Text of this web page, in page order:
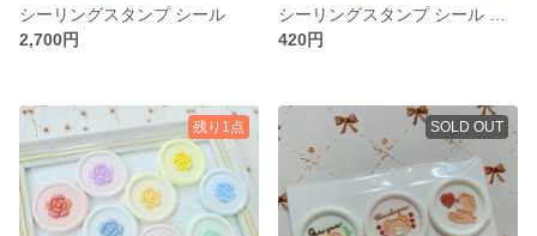
シーリングスタンプ シール
2,700円
420円
残り1点 SOLD OUT